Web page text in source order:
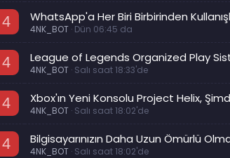
4 WhatsApp'a Her Biri Birbirinden
4NK_BOT Dün 06:45 da
4 League of Legends Organized Play
4NK_BOT Salı saat 18:33'de
4 Xbox'ın Yeni Konsolu Project Helix,
4NK_BOT Salı saat 18:02'de
4 Bilgisayarınızın Daha Uzun Ömürlü
4NK_BOT Salı saat 18:02'de